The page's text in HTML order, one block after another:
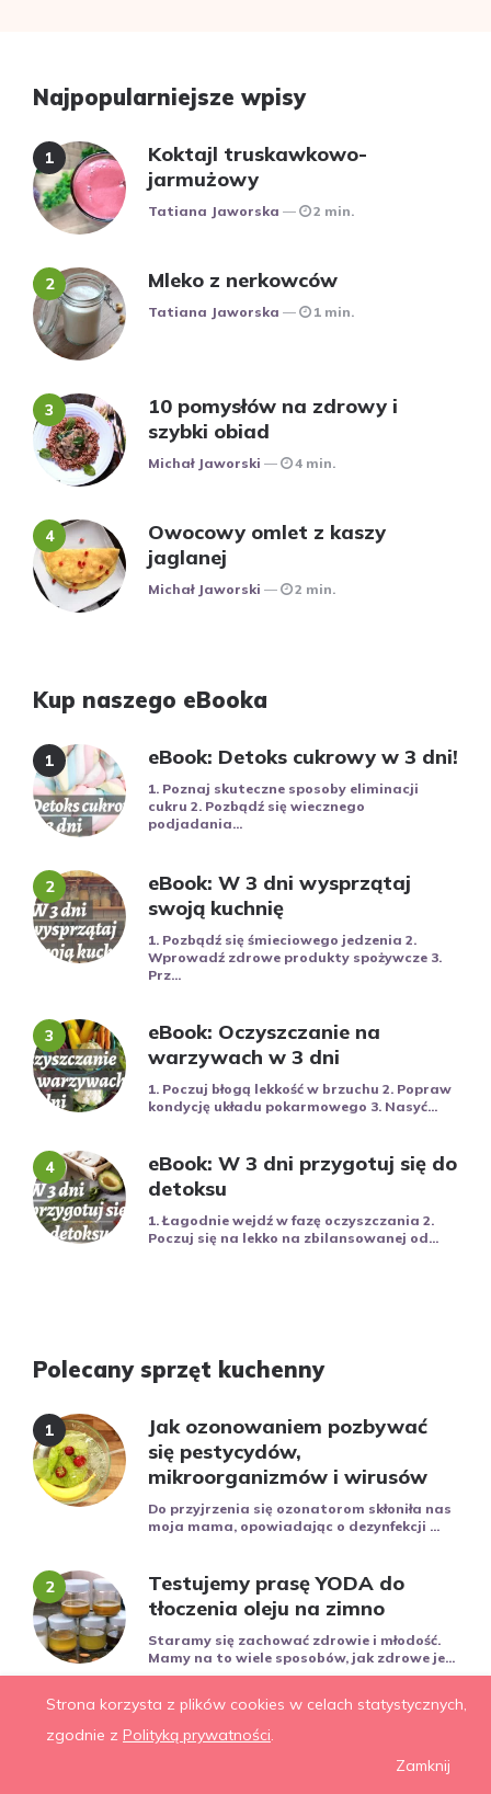
Najpopularniejsze wpisy
Koktajl truskawkowo-
jarmużowy
Posted
Tatiana Jaworska 2 min.
Mleko z nerkowców
Posted
Tatiana Jaworska 1 min.
10 pomysłów na zdrowy i
szybki obiad
Posted
Michał Jaworski 4 min.
Owocowy omlet z kaszy
jaglanej
Posted
Michał Jaworski 2 min.
Kup naszego eBooka
eBook: Detoks cukrowy w 3 dni!
1. Poznaj skuteczne sposoby eliminacji
cukru 2. Pozbądź się wiecznego
podjadania...
eBook: W 3 dni wysprzątaj
swoją kuchnię
1. Pozbądź się śmieciowego jedzenia 2.
Wprowadź zdrowe produkty spożywcze 3.
Prz...
eBook: Oczyszczanie na
warzywach w 3 dni
1. Poczuj błogą lekkość w brzuchu 2. Popraw
kondycję układu pokarmowego 3. Nasyć...
eBook: W 3 dni przygotuj się do
detoksu
1. Łagodnie wejdź w fazę oczyszczania 2.
Poczuj się na lekko na zbilansowanej od...
Polecany sprzęt kuchenny
Jak ozonowaniem pozbywać
się pestycydów,
mikroorganizmów i wirusów
Do przyjrzenia się ozonatorom skłoniła nas
moja mama, opowiadając o dezynfekcji ...
Testujemy prasę YODA do
tłoczenia oleju na zimno
Staramy się zachować zdrowie i młodość.
Mamy na to wiele sposobów, jak zdrowe je...
Strona korzysta z plików cookies w celach statystycznych,
zgodnie z Polityką prywatności.
Zamknij